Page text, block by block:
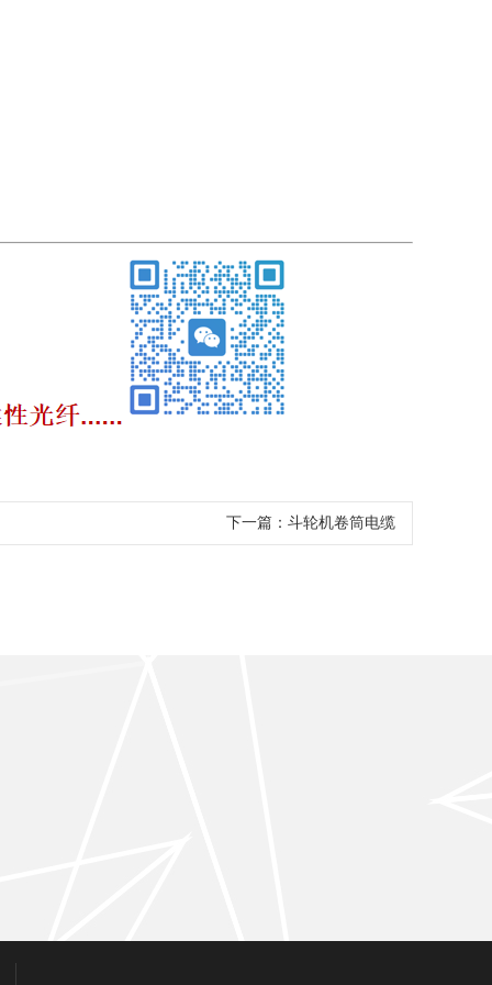
下一篇： 斗轮机卷筒电缆